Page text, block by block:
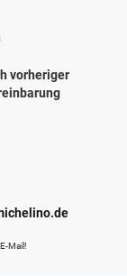
vorheriger
Mail!